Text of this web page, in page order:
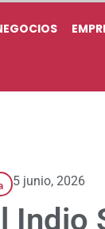
5 junio, 2026
Indio